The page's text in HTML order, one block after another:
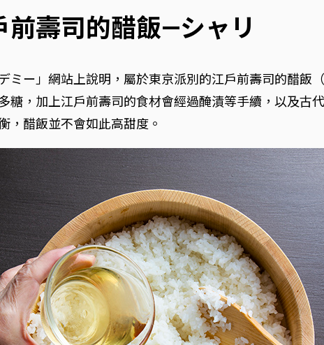
前壽司的醋飯—シャリ
ミー」網站上說明，屬於東京派別的江戶前壽司的醋飯
糖，加上江戶前壽司的食材會經過醃漬等手續，以及古
，醋飯並不會如此高甜度。